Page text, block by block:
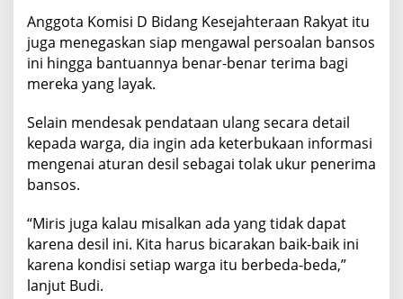
Anggota Komisi D Bidang Kesejahteraan Rakyat itu
juga menegaskan siap mengawal persoalan bansos
ini hingga bantuannya benar-benar terima bagi
mereka yang layak.
Selain mendesak pendataan ulang secara detail
kepada warga, dia ingin ada keterbukaan informasi
mengenai aturan desil sebagai tolak ukur penerima
bansos.
“Miris juga kalau misalkan ada yang tidak dapat
karena desil ini. Kita harus bicarakan baik-baik ini
karena kondisi setiap warga itu berbeda-beda,”
lanjut Budi.